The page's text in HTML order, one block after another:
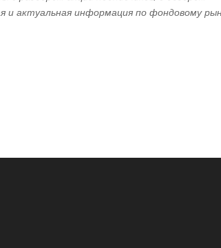
и актуальная информация по фондовому